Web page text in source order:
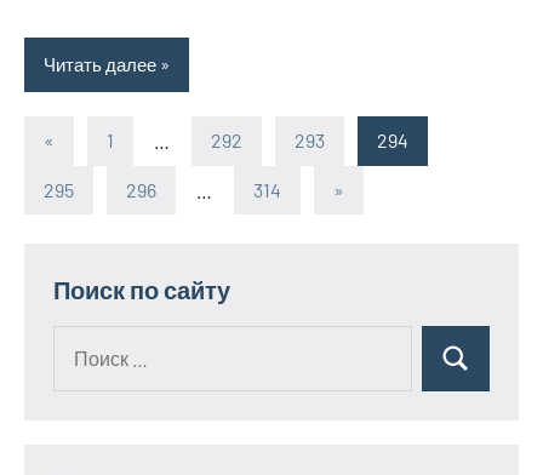
Читать далее
Пагинация
«
Предыдущие
1 292 293 294
295 296 314
Следующие
»
Поиск по сайту
Поиск